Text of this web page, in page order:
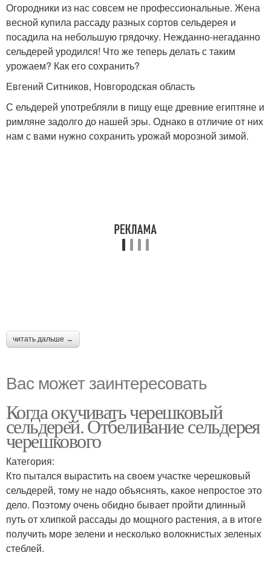
Огородники из нас совсем не профессиональные. Жена
весной купила рассаду разных сортов сельдерея и
посадила на небольшую грядочку. Нежданно-негаданно
сельдерей уродился! Что же теперь делать с таким
урожаем? Как его сохранить?
Евгений Ситников, Новгородская область
С ельдерей употребляли в пищу еще древние египтяне и
римляне задолго до нашей эры. Однако в отличие от них
нам с вами нужно сохранить урожай морозной зимой.
читать дальше →
Вас может заинтересовать
Когда окучивать черешковый
сельдерей. Отбеливание сельдерея
черешкового
Категория:
Кто пытался вырастить на своем участке черешковый
сельдерей, тому не надо объяснять, какое непростое это
дело. Поэтому очень обидно бывает пройти длинный
путь от хлипкой рассады до мощного растения, а в итоге
получить море зелени и несколько волокнистых зеленых
стеблей.